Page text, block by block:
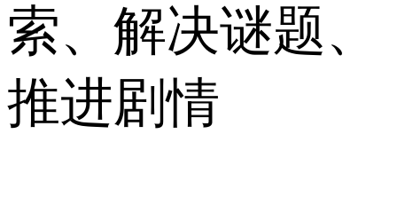
索、解决谜题、
推进剧情